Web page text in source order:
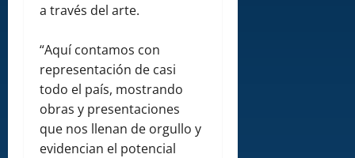
a través del arte.
“Aquí contamos con
representación de casi
todo el país, mostrando
obras y presentaciones
que nos llenan de orgullo y
evidencian el potencial